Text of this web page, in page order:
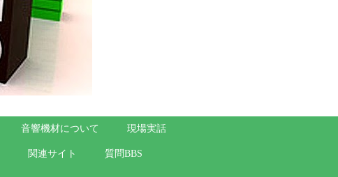
音響機材について 現場実話
関連サイト 質問BBS